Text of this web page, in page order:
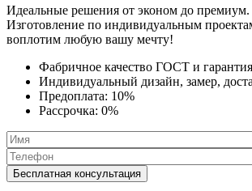
Идеальные решения от эконом до премиум.
Изготовление по индивидуальным
воплотим любую вашу мечту!
Фабричное качество ГОСТ и
Индивидуальный дизайн, замер,
Предоплата: 10%
Рассрочка: 0%